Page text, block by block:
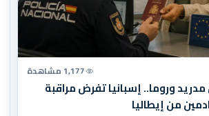
1,177 مشاهدة
وروما.. إسبانيا تفرض مراقبة
من إيطاليا